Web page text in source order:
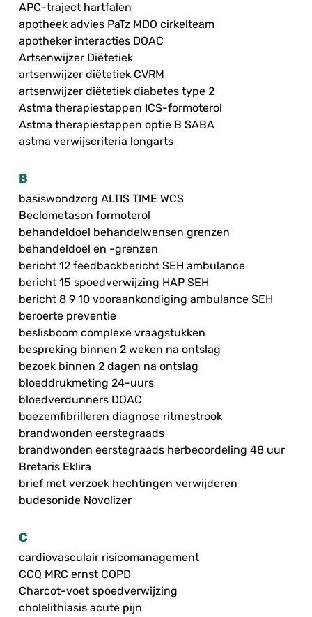
APC-traject hartfalen
apotheek advies PaTz MDO cirkelteam
apotheker interacties DOAC
Artsenwijzer Diëtetiek
artsenwijzer diëtetiek CVRM
artsenwijzer diëtetiek diabetes type 2
Astma therapiestappen ICS-formoterol
Astma therapiestappen optie B SABA
astma verwijscriteria longarts
B
basiswondzorg ALTIS TIME WCS
Beclometason formoterol
behandeldoel behandelwensen grenzen
behandeldoel en -grenzen
bericht 12 feedbackbericht SEH ambulance
bericht 15 spoedverwijzing HAP SEH
bericht 8 9 10 vooraankondiging ambulance SEH
beroerte preventie
beslisboom complexe vraagstukken
bespreking binnen 2 weken na ontslag
bezoek binnen 2 dagen na ontslag
bloeddrukmeting 24-uurs
bloedverdunners DOAC
boezemfibrilleren diagnose ritmestrook
brandwonden eerstegraads
brandwonden eerstegraads herbeoordeling 48 uur
Bretaris Eklira
brief met verzoek hechtingen verwijderen
budesonide Novolizer
C
cardiovasculair risicomanagement
CCQ MRC ernst COPD
Charcot-voet spoedverwijzing
cholelithiasis acute pijn